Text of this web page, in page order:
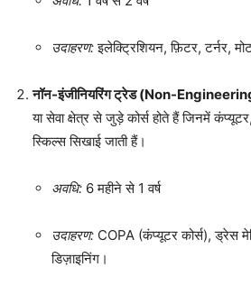
उदाहरण:इलेक्ट्रिशियन, फ़िटर, टर्नर,
नॉन-इंजीनियरिंग ट्रेड (Non-
या सेवा क्षेत्र से जुड़े कोर्स होते हैं जिनमें
स्किल्स सिखाई जाती हैं।
अवधि: 6 महीने से 1 वर्ष
उदाहरण: COPA (कंप्यूटर कोर्स), ड्रेस
डिज़ाइनिंग।